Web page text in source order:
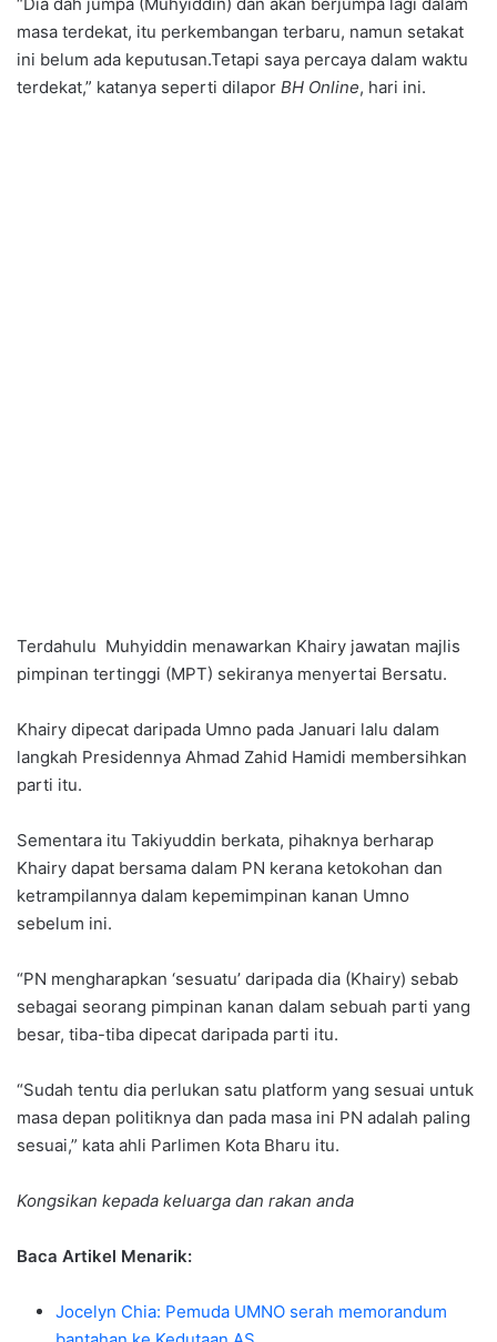
masa terdekat, itu perkembangan terbaru, namun setakat
ini belum ada keputusan.Tetapi saya percaya dalam waktu
terdekat,” katanya seperti dilapor BH Online, hari ini.
Terdahulu Muhyiddin menawarkan Khairy jawatan majlis
pimpinan tertinggi (MPT) sekiranya menyertai Bersatu.
Khairy dipecat daripada Umno pada Januari lalu dalam
langkah Presidennya Ahmad Zahid Hamidi membersihkan
parti itu.
Sementara itu Takiyuddin berkata, pihaknya berharap
Khairy dapat bersama dalam PN kerana ketokohan dan
ketrampilannya dalam kepemimpinan kanan Umno
sebelum ini.
“PN mengharapkan ‘sesuatu’ daripada dia (Khairy) sebab
sebagai seorang pimpinan kanan dalam sebuah parti yang
besar, tiba-tiba dipecat daripada parti itu.
“Sudah tentu dia perlukan satu platform yang sesuai untuk
masa depan politiknya dan pada masa ini PN adalah paling
sesuai,” kata ahli Parlimen Kota Bharu itu.
Kongsikan kepada keluarga dan rakan anda
Baca Artikel Menarik:
Jocelyn Chia: Pemuda UMNO serah memorandum